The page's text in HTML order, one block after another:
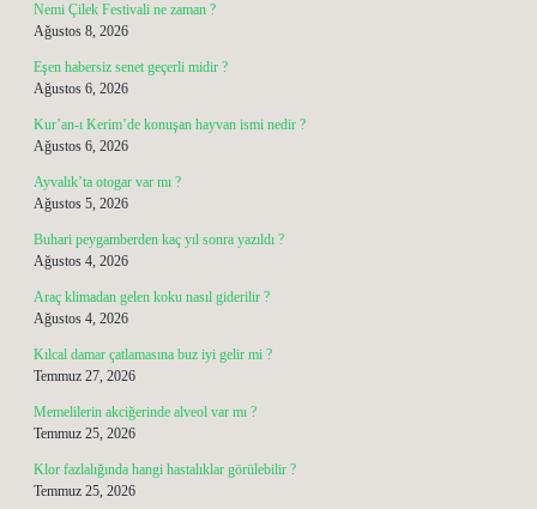
Nemi Çilek Festivali ne zaman ?
Ağustos 8, 2026
Eşen habersiz senet geçerli midir ?
Ağustos 6, 2026
Kur’an-ı Kerim’de konuşan hayvan ismi nedir ?
Ağustos 6, 2026
Ayvalık’ta otogar var mı ?
Ağustos 5, 2026
Buhari peygamberden kaç yıl sonra yazıldı ?
Ağustos 4, 2026
Araç klimadan gelen koku nasıl giderilir ?
Ağustos 4, 2026
Kılcal damar çatlamasına buz iyi gelir mi ?
Temmuz 27, 2026
Memelilerin akciğerinde alveol var mı ?
Temmuz 25, 2026
Klor fazlalığında hangi hastalıklar görülebilir ?
Temmuz 25, 2026